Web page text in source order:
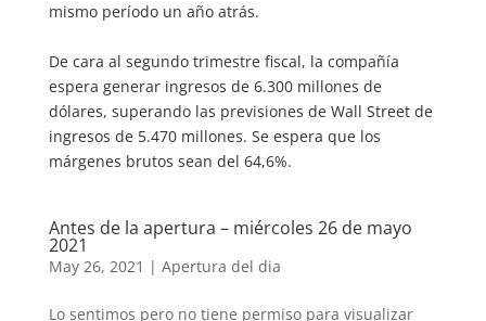
mismo período un año atrás.
De cara al segundo trimestre fiscal, la compañía
espera generar ingresos de 6.300 millones de
dólares, superando las previsiones de Wall Street de
ingresos de 5.470 millones. Se espera que los
márgenes brutos sean del 64,6%.
Antes de la apertura – miércoles 26 de mayo
2021
May 26, 2021 | Apertura del dia
Lo sentimos pero no tiene permiso para visualizar